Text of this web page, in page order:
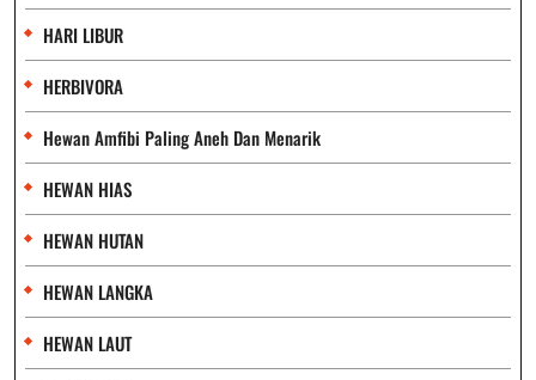
HARI LIBUR
HERBIVORA
Hewan Amfibi Paling Aneh Dan Menarik
HEWAN HIAS
HEWAN HUTAN
HEWAN LANGKA
HEWAN LAUT